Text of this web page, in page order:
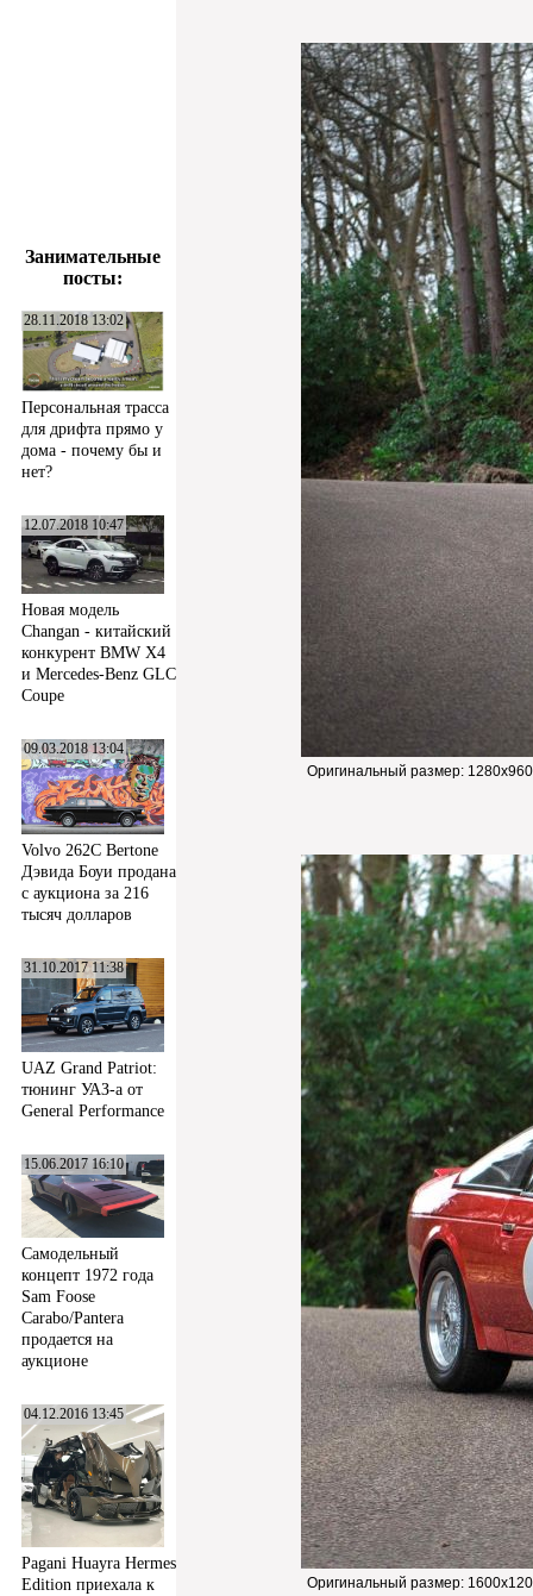
Занимательные
посты:
28.11.2018 13:02
Персональная трасса
для дрифта прямо у
дома - почему бы и
нет?
12.07.2018 10:47
Новая модель
Changan - китайский
конкурент BMW X4
и Mercedes-Benz GLC
Coupe
09.03.2018 13:04
Volvo 262C Bertone
Дэвида Боуи продана
с аукциона за 216
тысяч долларов
31.10.2017 11:38
UAZ Grand Patriot:
тюнинг УАЗ-а от
General Performance
15.06.2017 16:10
Самодельный
концепт 1972 года
Sam Foose
Carabo/Pantera
продается на
аукционе
04.12.2016 13:45
Pagani Huayra Hermes
Edition приехала к
Оригинальный размер:
Оригинальный размер: